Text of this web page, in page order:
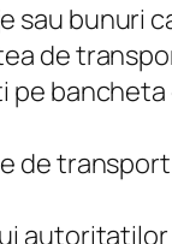
sau bunuri
de
de